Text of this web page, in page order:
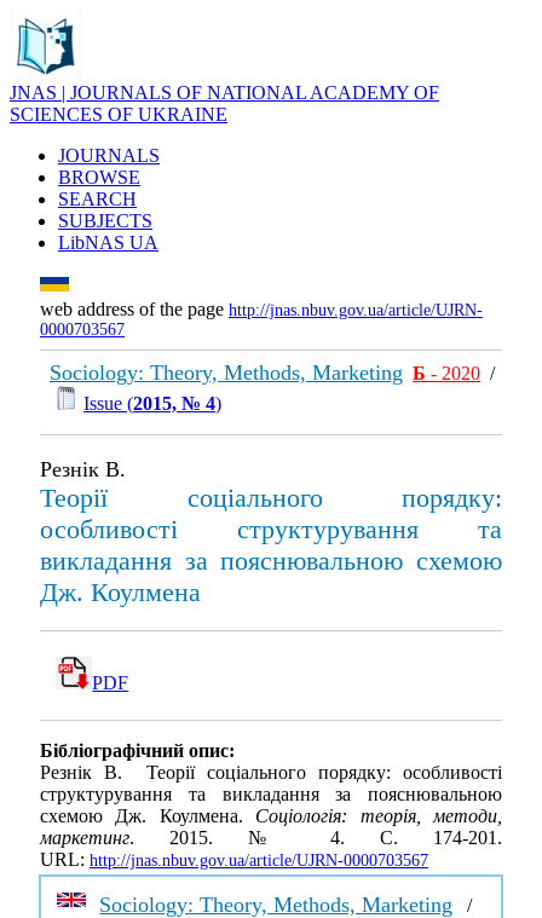
JNAS | JOURNALS OF NATIONAL ACADEMY OF
SCIENCES OF UKRAINE
JOURNALS
BROWSE
SEARCH
SUBJECTS
LibNAS UA
web address of the page http://jnas.nbuv.gov.ua/article/UJRN-
0000703567
Sociology: Theory, Methods, Marketing Б - 2020 /
Issue (2015, № 4)
Резнік В.
Теорії соціального порядку:
особливості структурування та
викладання за пояснювальною схемою
Дж. Коулмена
PDF
Бібліографічний опис:
Резнік В. Теорії соціального порядку: особливості
структурування та викладання за пояснювальною
схемою Дж. Коулмена. Соціологія: теорія, методи,
маркетинг. 2015. № 4. С. 174-201.
URL: http://jnas.nbuv.gov.ua/article/UJRN-0000703567
Sociology: Theory, Methods, Marketing /